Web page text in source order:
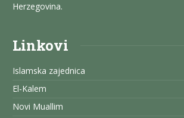
Herzegovina.
Linkovi
Islamska zajednica
El-Kalem
Novi Muallim